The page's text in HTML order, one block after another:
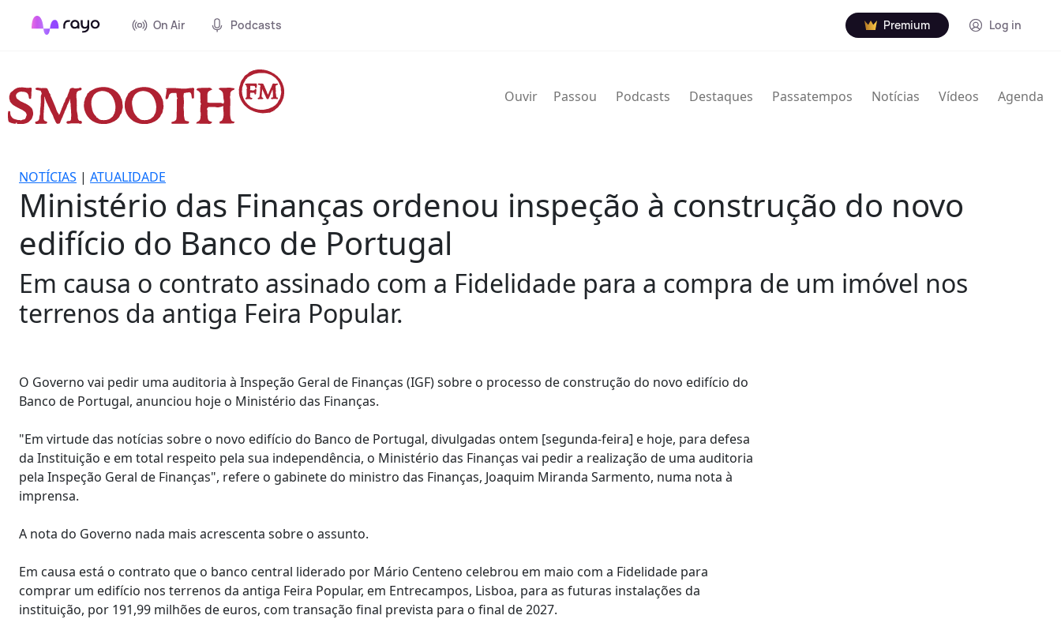
On Air Podcasts Premium Log in
Ouvir Passou Podcasts Destaques Passatempos Notícias Vídeos Agenda
NOTÍCIAS | ATUALIDADE
Ministério das Finanças ordenou inspeção à construção do novo
edifício do Banco de Portugal
Em causa o contrato assinado com a Fidelidade para a compra de um imóvel nos
terrenos da antiga Feira Popular.
O Governo vai pedir uma auditoria à Inspeção Geral de Finanças (IGF) sobre o processo de construção do novo edifício do
Banco de Portugal, anunciou hoje o Ministério das Finanças.
"Em virtude das notícias sobre o novo edifício do Banco de Portugal, divulgadas ontem [segunda-feira] e hoje, para defesa
da Instituição e em total respeito pela sua independência, o Ministério das Finanças vai pedir a realização de uma auditoria
pela Inspeção Geral de Finanças", refere o gabinete do ministro das Finanças, Joaquim Miranda Sarmento, numa nota à
imprensa.
A nota do Governo nada mais acrescenta sobre o assunto.
Em causa está o contrato que o banco central liderado por Mário Centeno celebrou em maio com a Fidelidade para
comprar um edifício nos terrenos da antiga Feira Popular, em Entrecampos, Lisboa, para as futuras instalações da
instituição, por 191,99 milhões de euros, com transação final prevista para o final de 2027.